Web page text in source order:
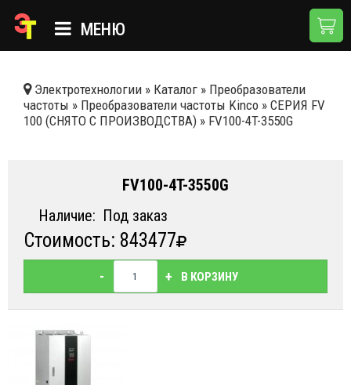
МЕНЮ
КАТАЛОГ
НОВОСТИ
ДОСТАВКА И ОПЛАТА
КОНТАКТЫ
Электротехнологии » Каталог » Преобразователи
частоты » Преобразователи частоты Kinco » СЕРИЯ FV
100 (СНЯТО С ПРОИЗВОДСТВА) » FV100-4T-3550G
FV100-4T-3550G
Наличие: Под заказ
Стоимость: 843477
- + В КОРЗИНУ